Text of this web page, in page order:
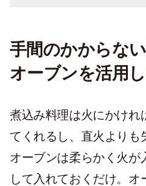
手間のかからな
オーブンを活用し
煮込み料理は火にかけれ
てくれるし、直火よりも
オーブンは柔らかく火が
して入れておくだけ。